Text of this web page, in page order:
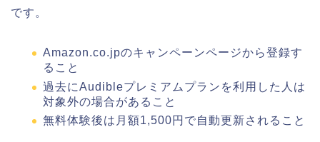
です。
Amazon.co.jpのキャンペーンページから登録す
ること
過去にAudibleプレミアムプランを利用した人は
対象外の場合があること
無料体験後は月額1,500円で自動更新されること